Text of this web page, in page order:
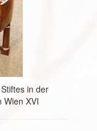
in der
Wien XVI